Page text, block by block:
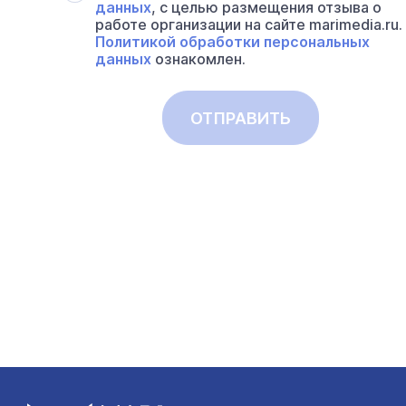
данных, с целью размещения отзыва о
работе организации на сайте
Политикой обработки персональных
данных ознакомлен.
ОТПРАВИТЬ